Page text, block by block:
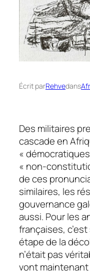
Écrit parRehvedans
Des militaires
cascade en
«
« non-
de ces
similaires, les
gouvernance
aussi. Pour les
françaises,
étape de la
n’était pas
vont maintenant